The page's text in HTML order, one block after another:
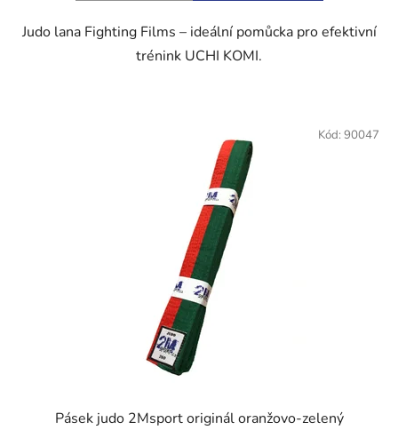
Judo lana Fighting Films – ideální pomůcka pro efektivní
trénink UCHI KOMI.
Pásek judo 2Msport originál oranžovo-zelený
Kód: 90047